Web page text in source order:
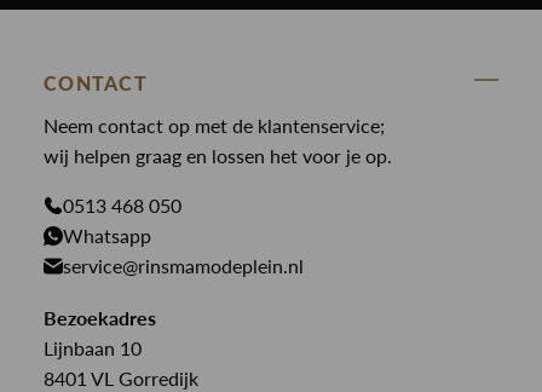
Paul en Shark
Genti
PME Legend
Butcher of Blue
Bekijk alle merken >
Blouses
Broeken
Gilets
Jassen
Jeans
Jumpsuits
Jurken
Rokken
Broeken
Colberts
Giftcards
Jassen
Overhemden
Truien
T-shirts
CONTACT
Neem contact op met de klantenservice;
wij helpen graag en lossen het voor je op.
0513 468 050
Whatsapp
service@rinsmamodeplein.nl
Bezoekadres
Lijnbaan 10
8401 VL Gorredijk